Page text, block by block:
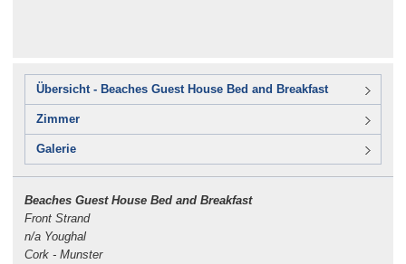
Übersicht - Beaches Guest House Bed and Breakfast
Zimmer
Galerie
Beaches Guest House Bed and Breakfast
Front Strand
n/a Youghal
Cork - Munster